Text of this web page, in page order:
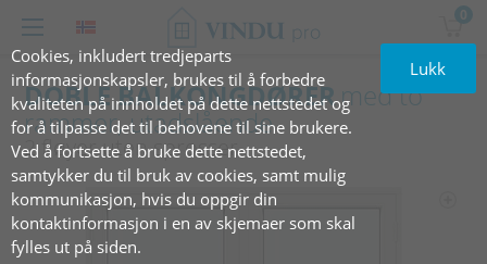
Cookies, inkludert tredjeparts
informasjonskapsler, brukes til å forbedre
kvaliteten på innholdet på dette nettstedet og
for å tilpasse det til behovene til sine brukere.
Ved å fortsette å bruke dette nettstedet,
samtykker du til bruk av cookies, samt mulig
kommunikasjon, hvis du oppgir din
kontaktinformasjon i en av skjemaer som skal
fylles ut på siden.
Lukk
0
DOBLE BALKONGDØRERmed to
rammer, utadslående
2 fløyer uten sprosser